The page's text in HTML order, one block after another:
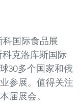
科国际食品展
科克洛库斯国际
30多个国家和俄
参展。值得关注
届展会。